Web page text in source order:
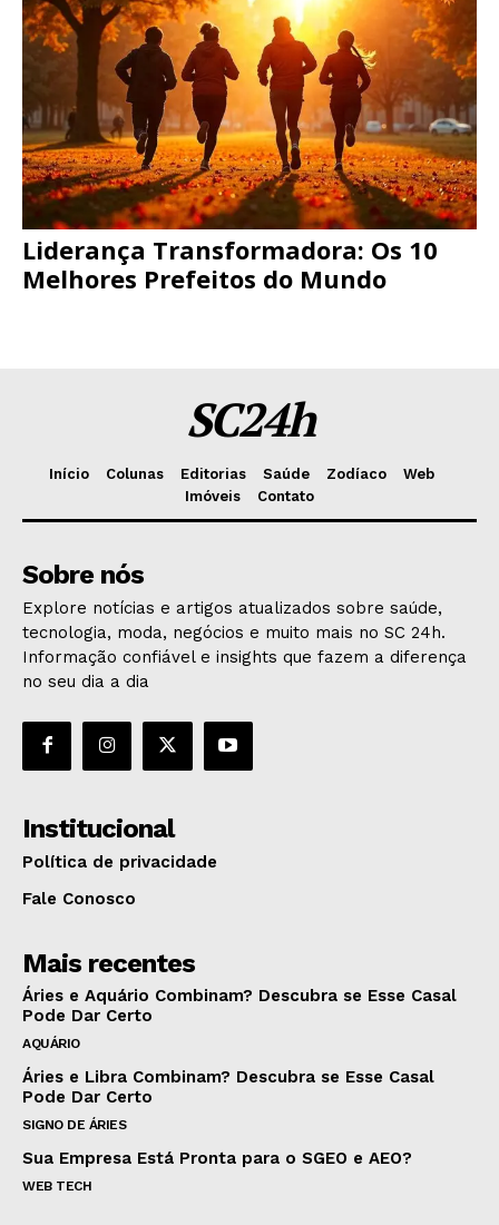
Liderança Transformadora: Os 10
Melhores Prefeitos do Mundo
SC24h
Início Colunas Editorias Saúde Zodíaco
Web
Imóveis
Contato
Sobre nós
Explore notícias e artigos atualizados sobre saúde,
tecnologia, moda, negócios e muito mais no SC 24h.
Informação confiável e insights que fazem a diferença
no seu dia a dia
Institucional
Política de privacidade
Fale Conosco
Mais recentes
Áries e Aquário Combinam? Descubra se Esse Casal
Pode Dar Certo
AQUÁRIO
Áries e Libra Combinam? Descubra se Esse Casal
Pode Dar Certo
SIGNO DE ÁRIES
Sua Empresa Está Pronta para o SGEO e AEO?
WEB TECH